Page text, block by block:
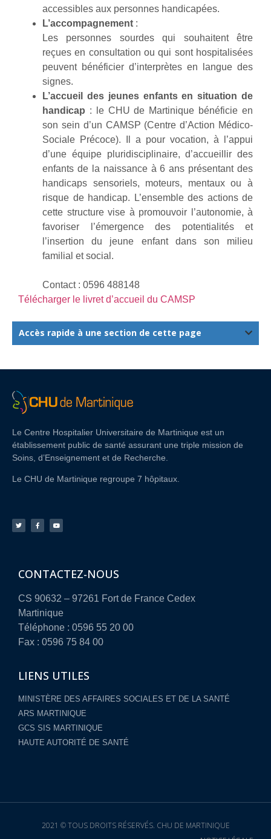
accessibles aux personnes handicapées.
L’accompagnement :
Les personnes sourdes qui souhaitent être
reçues en consultation ou qui sont hospitalisées
peuvent bénéficier d’interprètes en langue des
signes.
L’accueil des jeunes enfants en situation de
handicap : le CHU de Martinique bénéficie en
son sein d’un CAMSP (Centre d’Action Médico-
Sociale Précoce). Il a pour vocation, à l’appui
d’une équipe pluridisciplinaire, d’accueillir des
enfants de la naissance à 6 ans présentant des
handicaps sensoriels, moteurs, mentaux ou à
risque de handicap. L’ensemble des actions de
cette structure vise à promouvoir l’autonomie, à
favoriser l’émergence des potentialités et
l’insertion du jeune enfant dans son milieu
familial et social.
Contact : 0596 488148
Télécharger le livret d’accueil du CAMSP
Accès rapide à une section de cette page
Le Centre Hospitalier Universitaire de Martinique est un
établissement public de santé assurant une triple mission de
Soins, d’Enseignement et de Recherche.
Le CHU de Martinique regroupe 7 hôpitaux.
CONTACTEZ-NOUS
CS 90632 – 97261 Fort de France Cedex
Martinique
Téléphone : 0596 55 20 00
Fax : 0596 75 84 00
LIENS UTILES
MINISTÈRE DES AFFAIRES SOCIALES ET DE LA SANTÉ
ARS MARTINIQUE
GCS SIS MARTINIQUE
HAUTE AUTORITÉ DE SANTÉ
2021 © TOUS DROITS RÉSERVÉS. CHU DE MARTINIQUE